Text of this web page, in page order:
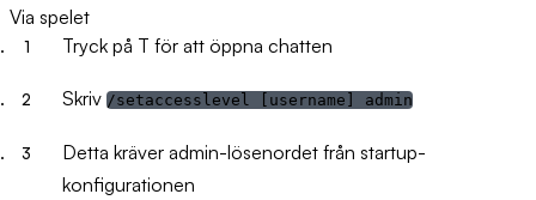
Via spelet
Tryck på T för att öppna chatten
Skriv /setaccesslevel [username] admin
Detta kräver admin-lösenordet från startup-
konfigurationen